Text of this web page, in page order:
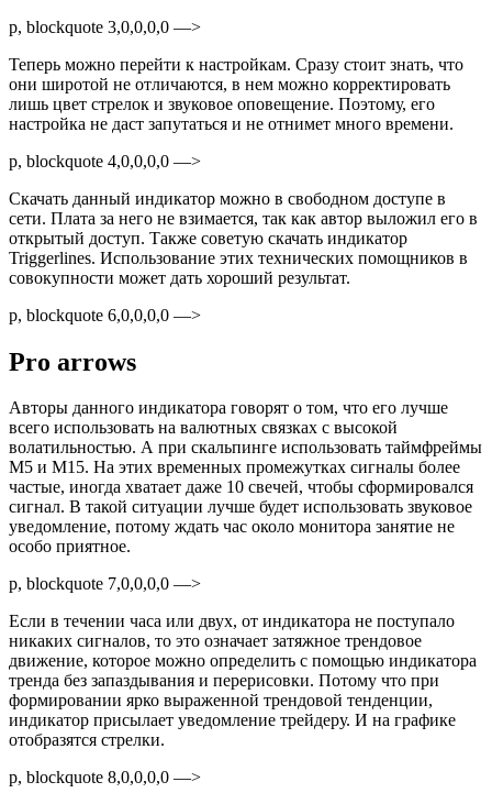
p, blockquote 3,0,0,0,0 —>
Теперь можно перейти к настройкам. Сразу стоит знать, что
они широтой не отличаются, в нем можно корректировать
лишь цвет стрелок и звуковое оповещение. Поэтому, его
настройка не даст запутаться и не отнимет много времени.
p, blockquote 4,0,0,0,0 —>
Скачать данный индикатор можно в свободном доступе в
сети. Плата за него не взимается, так как автор выложил его в
открытый доступ. Также советую скачать индикатор
Triggerlines. Использование этих технических помощников в
совокупности может дать хороший результат.
p, blockquote 6,0,0,0,0 —>
Pro arrows
Авторы данного индикатора говорят о том, что его лучше
всего использовать на валютных связках с высокой
волатильностью. А при скальпинге использовать таймфреймы
М5 и М15. На этих временных промежутках сигналы более
частые, иногда хватает даже 10 свечей, чтобы сформировался
сигнал. В такой ситуации лучше будет использовать звуковое
уведомление, потому ждать час около монитора занятие не
особо приятное.
p, blockquote 7,0,0,0,0 —>
Если в течении часа или двух, от индикатора не поступало
никаких сигналов, то это означает затяжное трендовое
движение, которое можно определить с помощью индикатора
тренда без запаздывания и перерисовки. Потому что при
формировании ярко выраженной трендовой тенденции,
индикатор присылает уведомление трейдеру. И на графике
отобразятся стрелки.
p, blockquote 8,0,0,0,0 —>